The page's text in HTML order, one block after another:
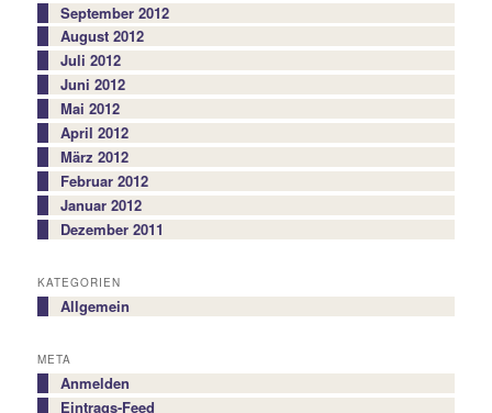
September 2012
August 2012
Juli 2012
Juni 2012
Mai 2012
April 2012
März 2012
Februar 2012
Januar 2012
Dezember 2011
KATEGORIEN
Allgemein
META
Anmelden
Eintrags-Feed